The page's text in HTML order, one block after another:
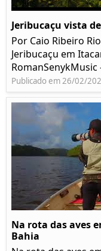
Jeribucaçu vista
Por Caio Ribeiro
Jeribucaçu em
Publicado em 26/02/
Na rota das aves
Bahia